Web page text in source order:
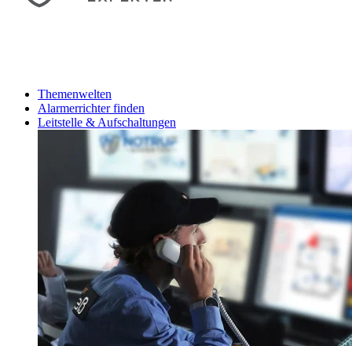
Themenwelten
Alarmerrichter finden
Leitstelle & Aufschaltungen